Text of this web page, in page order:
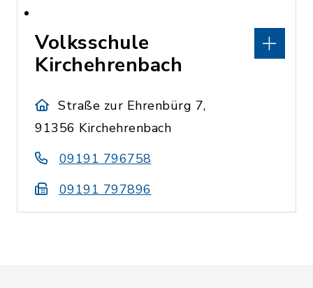
Volksschule
Kirchehrenbach
Straße zur Ehrenbürg 7,
91356 Kirchehrenbach
09191 796758
09191 797896